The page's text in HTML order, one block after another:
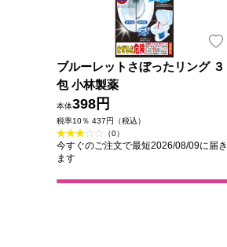
ブルーレットさぼったリング ３
包 小林製薬
本体398円
税率10％ 437円（税込）
（0）
今すぐのご注文で最短2026/08/09に届き
ます